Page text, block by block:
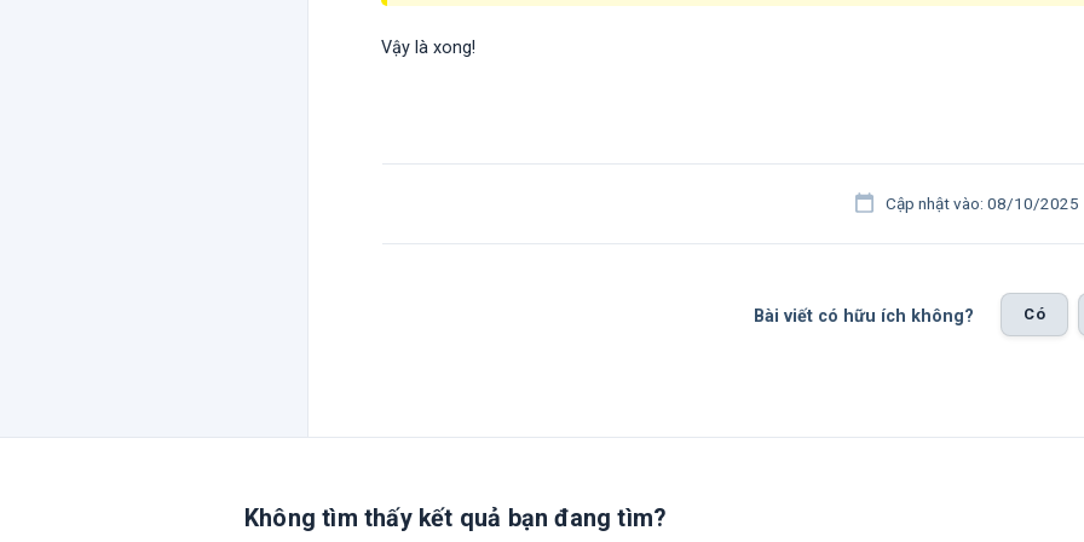
Vậy là xong!
Cập nhật vào: 08/10/2025
Bài viết có hữu ích không? Có
Không tìm thấy kết quả bạn đang tìm?